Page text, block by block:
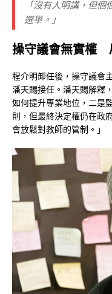
「沒有人明講，但
選舉。」
操守議會無實權
程介明卸任後，操守議會
潘天賜接任。潘天賜解釋
如何提升專業地位，二是
則，但最終決定權仍在政
會放鬆對教師的管制。」